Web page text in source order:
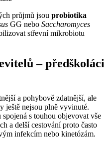
průjmů jsou probiotika
GG nebo Saccharomyces
střevní mikrobiotu
–⁠ předškoláci
a pohybově zdatnější, ale
ještě nejsou plně vyvinuté.
s touhou objevovat vše
a delší cestování proto často
infekcím nebo kinetózám.